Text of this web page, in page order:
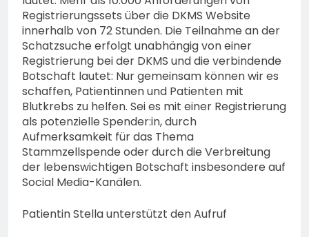
Registrierungssets über die DKMS Website
innerhalb von 72 Stunden. Die Teilnahme an der
Schatzsuche erfolgt unabhängig von einer
Registrierung bei der DKMS und die verbindende
Botschaft lautet: Nur gemeinsam können wir es
schaffen, Patientinnen und Patienten mit
Blutkrebs zu helfen. Sei es mit einer Registrierung
als potenzielle Spender:in, durch
Aufmerksamkeit für das Thema
Stammzellspende oder durch die Verbreitung
der lebenswichtigen Botschaft insbesondere auf
Social Media-Kanälen.
Patientin Stella unterstützt den Aufruf